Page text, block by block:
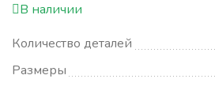
В наличии
Количество деталей
Размеры